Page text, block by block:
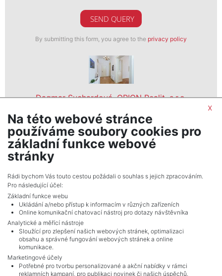
SEND QUERY
By submitting this form, you agree to the privacy policy
Dagmar Suchardová, ORION Realit, s.r.o.
show nr.
ORION Realit, s.r.o.
Holečkova 31/103, 15000, Praha 5
x
Na této webové stránce
používáme soubory cookies pro
základní funkce webové
stránky
Rádi bychom Vás touto cestou požádali o souhlas s jejich zpracováním.
Pro následující účel:
Základní funkce webu
Ukládání a/nebo přístup k informacím v různých zařízeních
Online komunikační chatovací nástroj pro dotazy návštěvníka
Analytické a měřící nástroje
Sloužící pro zlepšení našich webových stránek, optimalizaci
obsahu a správné fungování webových stránek a online
komunikace.
Marketingové účely
Potřebné pro tvorbu personalizované a akční nabídky v rámci
reklamních kampaní, pro publikaci novinek či našich úspěchů.